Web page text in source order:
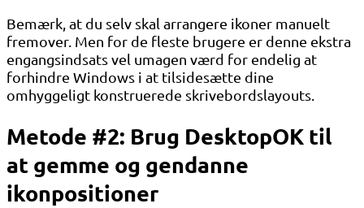
Bemærk, at du selv skal arrangere ikoner manuelt
fremover. Men for de fleste brugere er denne ekstra
engangsindsats vel umagen værd for endelig at
forhindre Windows i at tilsidesætte dine
omhyggeligt konstruerede skrivebordslayouts.
Metode #2: Brug DesktopOK til
at gemme og gendanne
ikonpositioner